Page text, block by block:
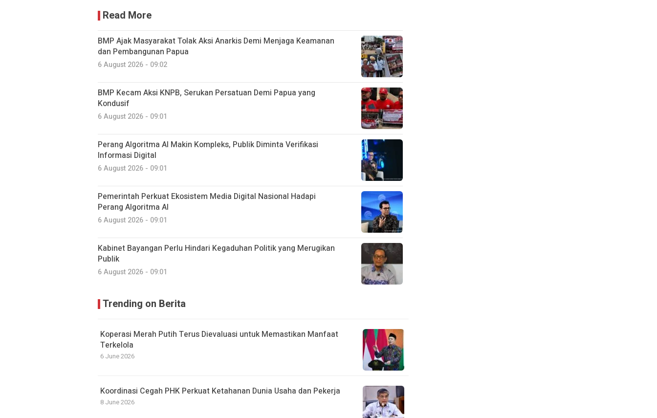
Read More
BMP Ajak Masyarakat Tolak Aksi Anarkis Demi Menjaga Keamanan
dan Pembangunan Papua
6 August 2026 - 09:02
BMP Kecam Aksi KNPB, Serukan Persatuan Demi Papua yang
Kondusif
6 August 2026 - 09:01
Perang Algoritma AI Makin Kompleks, Publik Diminta Verifikasi
Informasi Digital
6 August 2026 - 09:01
Pemerintah Perkuat Ekosistem Media Digital Nasional Hadapi
Perang Algoritma AI
6 August 2026 - 09:01
Kabinet Bayangan Perlu Hindari Kegaduhan Politik yang Merugikan
Publik
6 August 2026 - 09:01
Trending on Berita
Koperasi Merah Putih Terus Dievaluasi untuk Memastikan Manfaat
Terkelola
6 June 2026
Koordinasi Cegah PHK Perkuat Ketahanan Dunia Usaha dan Pekerja
8 June 2026